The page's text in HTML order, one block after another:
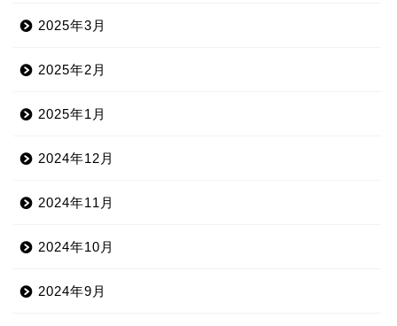
2025年3月
2025年2月
2025年1月
2024年12月
2024年11月
2024年10月
2024年9月